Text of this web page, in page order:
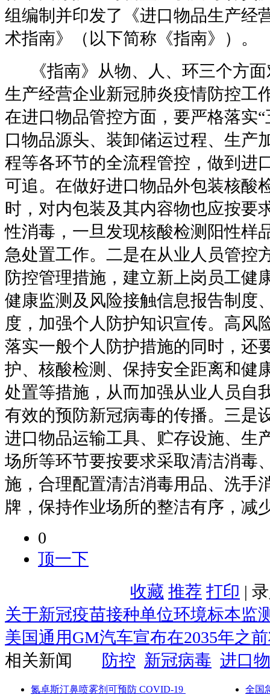
组编制并印发了《进口物品生产经
术指南》（以下简称《指南》）。
《指南》从物、人、环三个方面
生产经营企业新冠肺炎疫情防控工
在进口物品管控方面，要严格落实
口物品源头、装卸储运过程、生产
程等各环节的全流程管控，做到进
可追。在做好进口物品外包装核酸
时，对内包装及其内容物也应按要
性消毒，一旦发现核酸检测阳性样
急处置工作。二是在从业人员管控
防控管理措施，建立新上岗员工健
健康监测及风险接触信息报告制度
度，加强个人防护知识宣传。高风
落实一般个人防护措施的同时，还
护、核酸检测、保持安全距离和健
处置等措施，从而加强从业人员自
有效的预防新冠病毒的传播。三是
进口物品运输工具、贮存设施、生
场所等环节要按要求采取清洁消毒
施，合理配置清洁消毒用品、洗手
牌，保持作业场所的整洁有序，减
0
顶一下
收藏 推荐 打印 |
关于新冠疫苗接种单位环境标本监
美国通用GM汽车宣布在2035年之
相关新闻
防控 新冠病毒 进口
氮卓斯汀鼻喷雾剂可预防 COVID-19
全国